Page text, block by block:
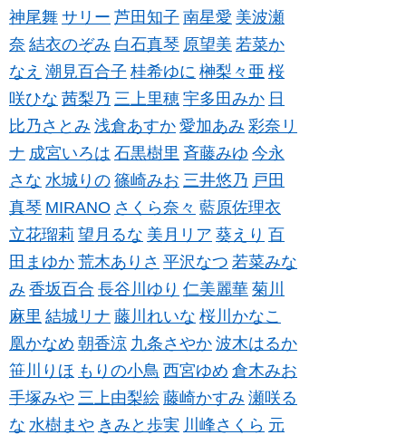
神尾舞 サリー 芦田知子 南星愛 美波瀬
奈 結衣のぞみ 白石真琴 原望美 若菜か
なえ 潮見百合子 桂希ゆに 榊梨々亜 桜
咲ひな 茜梨乃 三上里穂 宇多田みか 日
比乃さとみ 浅倉あすか 愛加あみ 彩奈リ
ナ 成宮いろは 石黒樹里 斉藤みゆ 今永
さな 水城りの 篠崎みお 三井悠乃 戸田
真琴 MIRANO さくら奈々 藍原佐理衣
立花瑠莉 望月るな 美月リア 葵えり 百
田まゆか 荒木ありさ 平沢なつ 若菜みな
み 香坂百合 長谷川ゆり 仁美麗華 菊川
麻里 結城リナ 藤川れいな 桜川かなこ
凰かなめ 朝香涼 九条さやか 波木はるか
笹川りほ もりの小鳥 西宮ゆめ 倉木みお
手塚みや 三上由梨絵 藤崎かすみ 瀬咲る
な 水樹まや きみと歩実 川峰さくら 元